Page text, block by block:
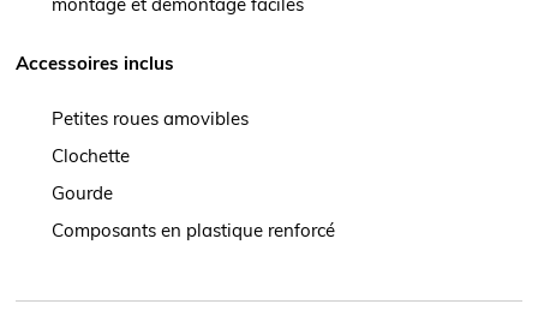
Accessoires inclus
Petites roues amovibles
Clochette
Gourde
Composants en plastique renforcé